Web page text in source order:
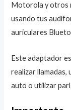
Motorola y otros
usando tus
auriculares
Este adaptador
realizar llamadas,
auto o utilizar